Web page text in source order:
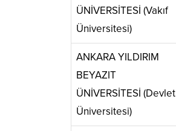
ÜNİVERSİTESİ (Vakıf
Üniversitesi)
ANKARA YILDIRIM
BEYAZIT
ÜNİVERSİTESİ (Devlet
Üniversitesi)